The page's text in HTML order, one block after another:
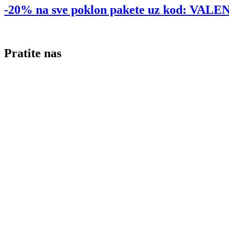
-20% na sve poklon pakete uz kod:
Pratite nas